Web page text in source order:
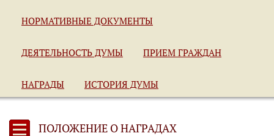
НОРМАТИВНЫЕ ДОКУМЕНТЫ
ДЕЯТЕЛЬНОСТЬ ДУМЫ ПРИЕМ ГРАЖДАН
НАГРАДЫ ИСТОРИЯ ДУМЫ
ПОЛОЖЕНИЕ О НАГРАДАХ